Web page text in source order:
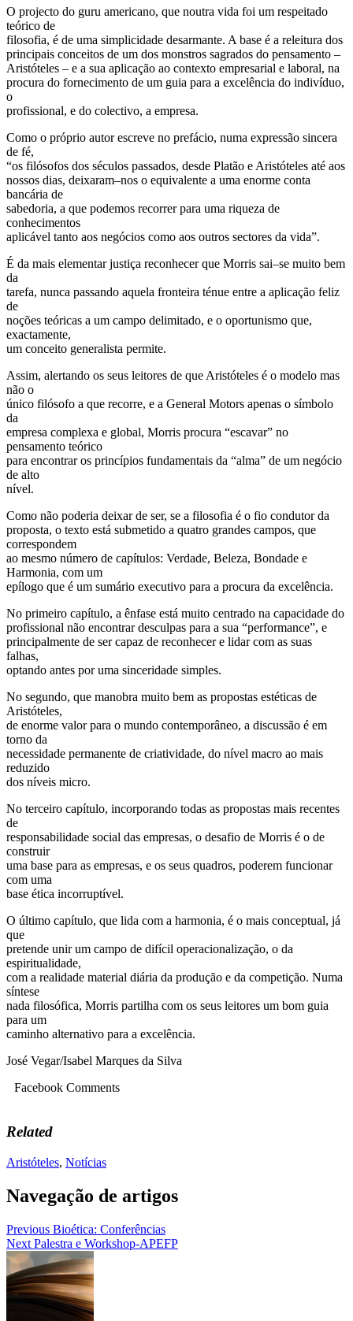
O projecto do guru americano, que noutra vida foi um respeitado
teórico de
filosofia, é de uma simplicidade desarmante. A base é a releitura dos
principais conceitos de um dos monstros sagrados do pensamento –
Aristóteles – e a sua aplicação ao contexto empresarial e laboral, na
procura do fornecimento de um guia para a excelência do indivíduo,
o
profissional, e do colectivo, a empresa.
Como o próprio autor escreve no prefácio, numa expressão sincera
de fé,
“os filósofos dos séculos passados, desde Platão e Aristóteles até aos
nossos dias, deixaram–nos o equivalente a uma enorme conta
bancária de
sabedoria, a que podemos recorrer para uma riqueza de
conhecimentos
aplicável tanto aos negócios como aos outros sectores da vida”.
É da mais elementar justiça reconhecer que Morris sai–se muito bem
da
tarefa, nunca passando aquela fronteira ténue entre a aplicação feliz
de
noções teóricas a um campo delimitado, e o oportunismo que,
exactamente,
um conceito generalista permite.
Assim, alertando os seus leitores de que Aristóteles é o modelo mas
não o
único filósofo a que recorre, e a General Motors apenas o símbolo
da
empresa complexa e global, Morris procura “escavar” no
pensamento teórico
para encontrar os princípios fundamentais da “alma” de um negócio
de alto
nível.
Como não poderia deixar de ser, se a filosofia é o fio condutor da
proposta, o texto está submetido a quatro grandes campos, que
correspondem
ao mesmo número de capítulos: Verdade, Beleza, Bondade e
Harmonia, com um
epílogo que é um sumário executivo para a procura da excelência.
No primeiro capítulo, a ênfase está muito centrado na capacidade do
profissional não encontrar desculpas para a sua “performance”, e
principalmente de ser capaz de reconhecer e lidar com as suas
falhas,
optando antes por uma sinceridade simples.
No segundo, que manobra muito bem as propostas estéticas de
Aristóteles,
de enorme valor para o mundo contemporâneo, a discussão é em
torno da
necessidade permanente de criatividade, do nível macro ao mais
reduzido
dos níveis micro.
No terceiro capítulo, incorporando todas as propostas mais recentes
de
responsabilidade social das empresas, o desafio de Morris é o de
construir
uma base para as empresas, e os seus quadros, poderem funcionar
com uma
base ética incorruptível.
O último capítulo, que lida com a harmonia, é o mais conceptual, já
que
pretende unir um campo de difícil operacionalização, o da
espiritualidade,
com a realidade material diária da produção e da competição. Numa
síntese
nada filosófica, Morris partilha com os seus leitores um bom guia
para um
caminho alternativo para a excelência.
José Vegar/Isabel Marques da Silva
Facebook Comments
Related
Aristóteles, Notícias
Navegação de artigos
Previous Bioética: Conferências
Next Palestra e Workshop-APEFP